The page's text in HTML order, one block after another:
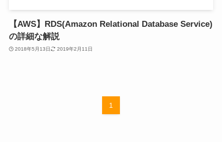
【AWS】RDS(Amazon Relational Database Service)
の詳細な解説
2018年5月13日 2019年2月11日
1